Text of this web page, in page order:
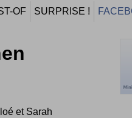
OF SURPRISE !
et Sarah